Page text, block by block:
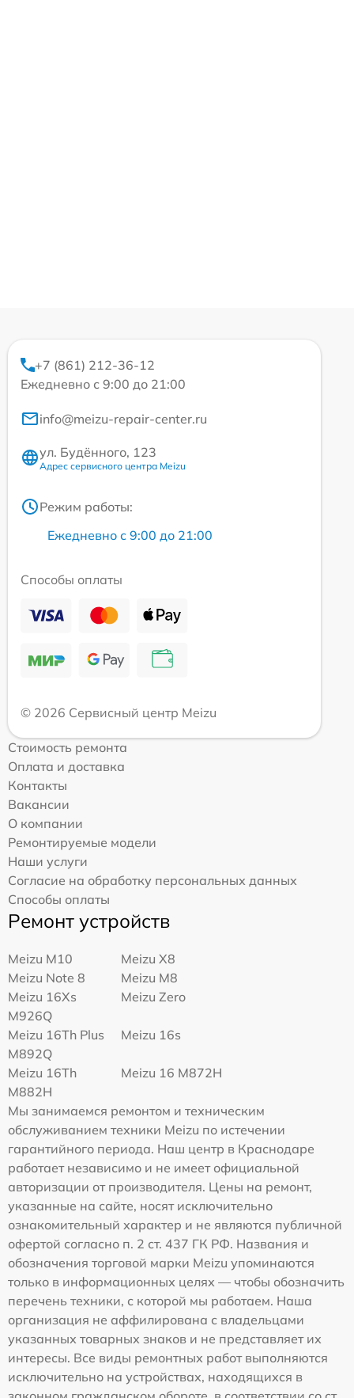
+7 (861) 212-36-12
Ежедневно с 9:00 до 21:00
info@meizu-repair-center.ru
ул. Будённого, 123
Адрес сервисного центра Meizu
Режим работы:
Ежедневно с 9:00 до 21:00
Способы оплаты
© 2026 Сервисный центр Meizu
Стоимость ремонта
Оплата и доставка
Контакты
Вакансии
О компании
Ремонтируемые модели
Наши услуги
Согласие на обработку персональных данных
Способы оплаты
Ремонт устройств
Meizu M10
Meizu X8
Meizu Note 8
Meizu M8
Meizu 16Xs
M926Q
Meizu Zero
Meizu 16Th Plus
M892Q
Meizu 16s
Meizu 16Th
M882H
Meizu 16 M872H
Мы занимаемся ремонтом и техническим
обслуживанием техники Meizu по истечении
гарантийного периода. Наш центр в Краснодаре
работает независимо и не имеет официальной
авторизации от производителя. Цены на ремонт,
указанные на сайте, носят исключительно
ознакомительный характер и не являются публичной
офертой согласно п. 2 ст. 437 ГК РФ. Названия и
обозначения торговой марки Meizu упоминаются
только в информационных целях — чтобы обозначить
перечень техники, с которой мы работаем. Наша
организация не аффилирована с владельцами
указанных товарных знаков и не представляет их
интересы. Все виды ремонтных работ выполняются
исключительно на устройствах, находящихся в